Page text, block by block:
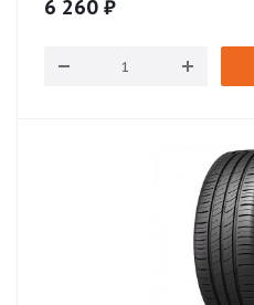
6 260 ₽